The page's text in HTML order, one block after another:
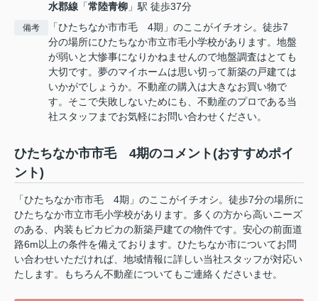
水郡線 「常陸青柳 」駅 徒歩37分
備考
「ひたちなか市市毛 4期」のここがイチオシ。徒歩7
分の場所にひたちなか市立市毛小学校があります。地盤
が弱いと大惨事になりかねませんので地盤調査はとても
大切です。夢のマイホームは思い切って新築の戸建ては
いかがでしょうか。不動産の購入は大きなお買い物で
す。そこで失敗しないためにも、不動産のプロである当
社スタッフまでお気軽にお問い合わせください。
ひたちなか市市毛 4期のコメント(おすすめポイ
ント)
「ひたちなか市市毛 4期」のここがイチオシ。徒歩7分の場所に
ひたちなか市立市毛小学校があります。多くの方から高いニーズ
のある、内装もピカピカの新築戸建ての物件です。安心の前面道
路6m以上の条件を備えております。ひたちなか市についてお問
い合わせいただければ、地域情報に詳しい当社スタッフが対応い
たします。もちろん不動産についてもご連絡くださいませ。